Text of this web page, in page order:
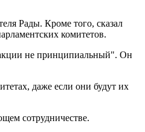
Рады. Кроме того, сказал
комитетов.
не принципиальный". Он
даже если они будут их
сотрудничестве.